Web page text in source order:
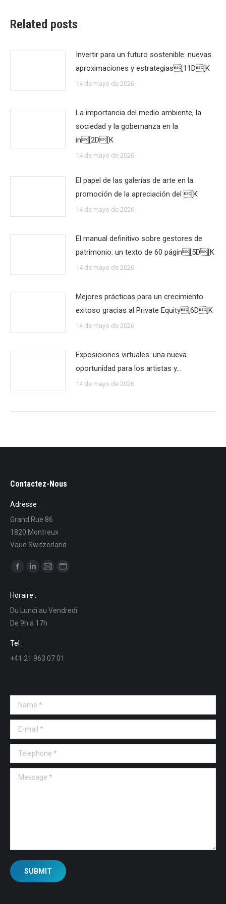
Related posts
Invertir para un futuro sostenible: nuevas
aproximaciones y estrategias[11D[K
14 de mayo de 2026
La importancia del medio ambiente, la
sociedad y la gobernanza en la
in[2D[K
14 de mayo de 2026
El papel de las galerías de arte en la
promoción de la apreciación del [K
14 de mayo de 2026
El manual definitivo sobre gestores de
patrimonio: un texto de 60 págin[5D[K
14 de mayo de 2026
Mejores prácticas para un crecimiento
exitoso gracias al Private Equity[6D[K
14 de mayo de 2026
Exposiciones virtuales: una nueva
oportunidad para los artistas y…
14 de mayo de 2026
Contactez-Nous
Adresse :
Grand Rue 86
1820 Montreux
Vaud Switzerland
Find us on:
opens
in
new
window
opens
in
new
in
in
Horaire :
Du Lundi au Vendredi
De 9h a 17h
Tel :
+41 21 963 07 01
Name *
E-mail *
Telephone *
Message *
SUBMIT